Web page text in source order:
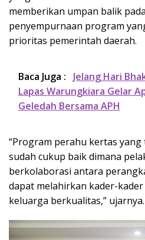
memberikan umpan balik
penyempurnaan program
prioritas pemerintah daerah.
Baca Juga :
Jelang Hari
Lapas Warungkiara Gelar
Geledah Bersama APH
“Program perahu kertas
sudah cukup baik dimana
berkolaborasi antara
dapat melahirkan kader-
keluarga berkualitas,” ujarnya.